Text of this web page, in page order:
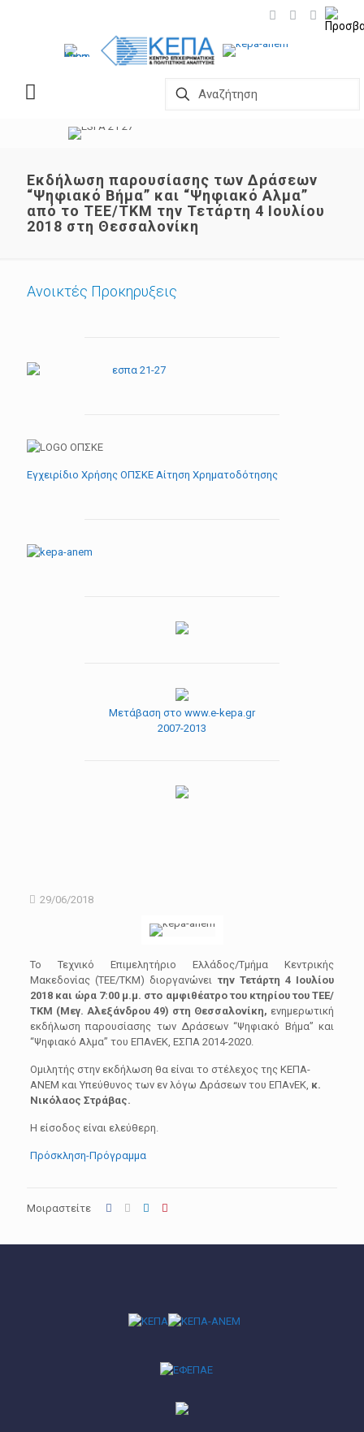
Εκδήλωση παρουσίασης των Δράσεων
“Ψηφιακό Βήμα” και “Ψηφιακό Αλμα”
από το ΤΕΕ/ΤΚΜ την Τετάρτη 4 Ιουλίου
2018 στη Θεσσαλονίκη
29/06/2018
Το Τεχνικό Επιμελητήριο Ελλάδος/Τμήμα Κεντρικής
Μακεδονίας (ΤΕΕ/ΤΚΜ) διοργανώνει την Τετάρτη 4 Ιουλίου
2018 και ώρα 7:00 μ.μ. στο αμφιθέατρο του κτηρίου του ΤΕΕ/
ΤΚΜ (Μεγ. Αλεξάνδρου 49) στη Θεσσαλονίκη, ενημερωτική
εκδήλωση παρουσίασης των Δράσεων “Ψηφιακό Βήμα” και
“Ψηφιακό Αλμα” του ΕΠΑνΕΚ, ΕΣΠΑ 2014-2020.
Ομιλητής στην εκδήλωση θα είναι το στέλεχος της ΚΕΠΑ-
ΑΝΕΜ και Υπεύθυνος των εν λόγω Δράσεων του ΕΠΑνΕΚ, κ.
Νικόλαος Στράβας.
Η είσοδος είναι ελεύθερη.
Πρόσκληση-Πρόγραμμα
Μοιραστείτε
Ανοικτές Προκηρυξεις
Εγχειρίδιο Χρήσης ΟΠΣΚΕ Αίτηση Χρηματοδότησης
Μετάβαση στο www.e-kepa.gr
2007-2013